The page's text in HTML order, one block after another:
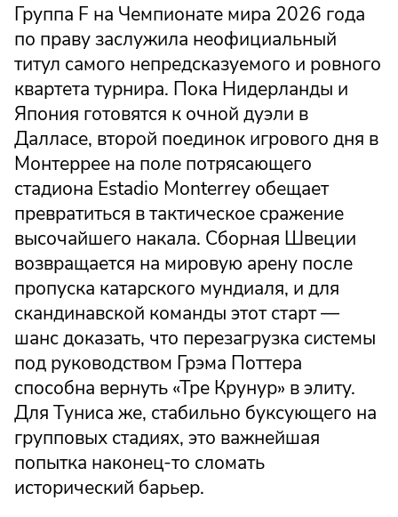
Группа F на Чемпионате мира 2026 года
по праву заслужила неофициальный
титул самого непредсказуемого и ровного
квартета турнира. Пока Нидерланды и
Япония готовятся к очной дуэли в
Далласе, второй поединок игрового дня в
Монтеррее на поле потрясающего
стадиона Estadio Monterrey обещает
превратиться в тактическое сражение
высочайшего накала. Сборная Швеции
возвращается на мировую арену после
пропуска катарского мундиаля, и для
скандинавской команды этот старт —
шанс доказать, что перезагрузка системы
под руководством Грэма Поттера
способна вернуть «Тре Крунур» в элиту.
Для Туниса же, стабильно буксующего на
групповых стадиях, это важнейшая
попытка наконец-то сломать
исторический барьер.